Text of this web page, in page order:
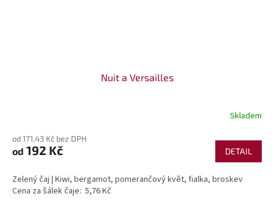
Nuit a Versailles
Skladem
od 171,43 Kč bez DPH
od 192 Kč DETAIL
Zelený čaj | Kiwi, bergamot, pomerančový květ, fialka, broskev
Cena za šálek čaje: 5,76 Kč